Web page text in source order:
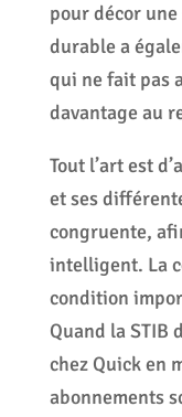
pour décor
durable a
qui ne fait pas
davantage au
Tout l’art est
et ses
congruente,
intelligent. La
condition
Quand la STIB
chez Quick en
abonnements